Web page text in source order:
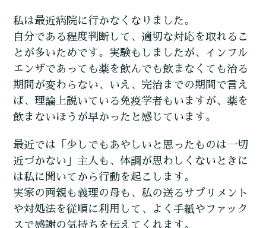
私は最近病院に行かなくなりました。
自分である程度判断して、適切な対応を取れるこ
とが多いためです。実験もしましたが、インフル
エンザであっても薬を飲んでも飲まなくても治る
期間が変わらない、いえ、完治までの期間で言え
ば、理論上説いている免疫学者もいますが、薬を
飲まないほうが早かったと感じています。
最近では「少しでもあやしいと思ったものは一切
近づかない」主人も、体調が思わしくないときに
は私に聞いてから行動を起こします。
実家の両親も義理の母も、私の送るサプリメント
や対処法を従順に利用して、よく手紙やファック
スで感謝の気持ちを伝えてくれます。